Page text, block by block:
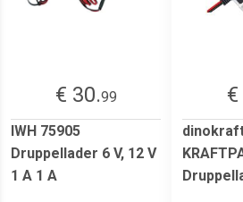
€ 30.99
IWH 75905
Druppellader 6 V, 12 V
1 A 1 A